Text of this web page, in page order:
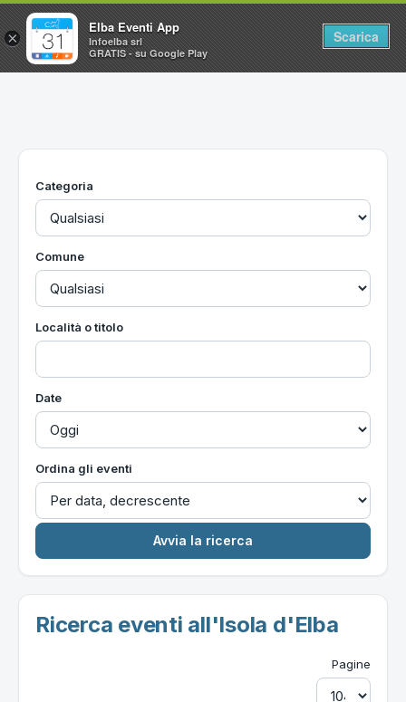
Home
Utilità
Categoria
Comune
Località o titolo
Date
Ordina gli eventi
Ricerca eventi all'Isola d'Elba
Pagine
×
Elba Eventi App
Infoelba srl
GRATIS - su Google Play
Scarica